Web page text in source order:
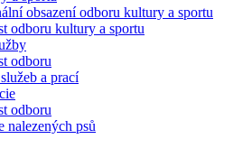
obsazení odboru kultury a sportu
odboru kultury a sportu
odboru
a prací
odboru
nalezených psů